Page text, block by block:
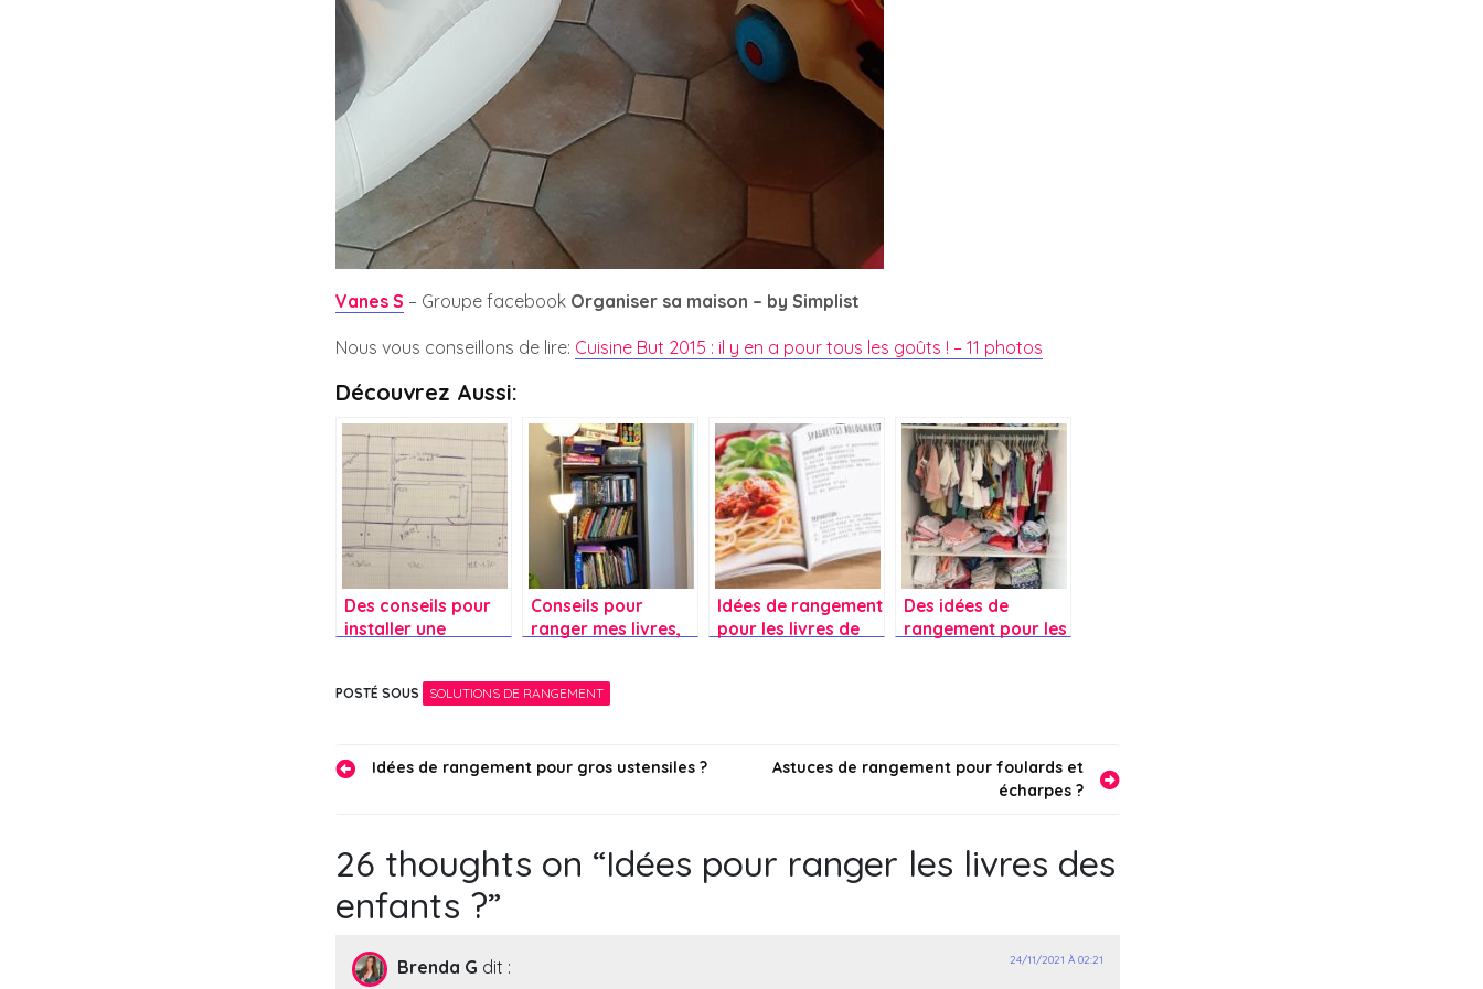
Vanes S – Groupe facebook Organiser sa maison – by Simplist
Nous vous conseillons de lire: Cuisine But 2015 : il y en a pour tous les goûts ! – 11 photos
Découvrez Aussi:
Des conseils pour
installer une
meuble TV dans le
société ?
Conseils pour
ranger mes livres,
Idées de rangement
pour les livres de
Des idées de
rangement pour les
POSTÉ SOUS SOLUTIONS DE RANGEMENT
Navigation
l’article
Idées de rangement pour gros ustensiles ?
Astuces de rangement pour foulards et
écharpes ?
26 thoughts on “Idées pour ranger les livres des
enfants ?”
Brenda G dit : 24/11/2021 À 02:21